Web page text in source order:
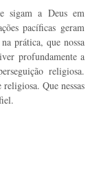
sigam a Deus em
pacíficas geram
prática, que nossa
profundamente a
religiosa.
Que nessas